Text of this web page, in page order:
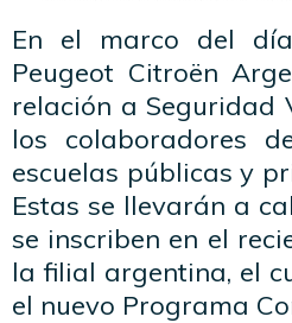
En el marco del
Peugeot Citroën
relación a Seguridad
los colaboradores
escuelas públicas y
Estas se llevarán a
se inscriben en el
la filial argentina, el
el nuevo Programa